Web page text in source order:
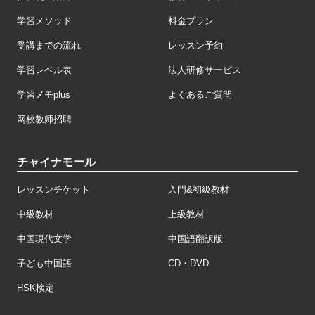
学習メソッド 料金プラン
受講までの流れ レッスン予約
学習レベル表 法人研修サービス
学習メモplus よくあるご質問
网校教师招聘
チャイナモール
レッスンチケット 入門&初級教材
中級教材 上級教材
中国現代文学 中国語翻訳版
子ども中国語 CD・DVD
HSK検定